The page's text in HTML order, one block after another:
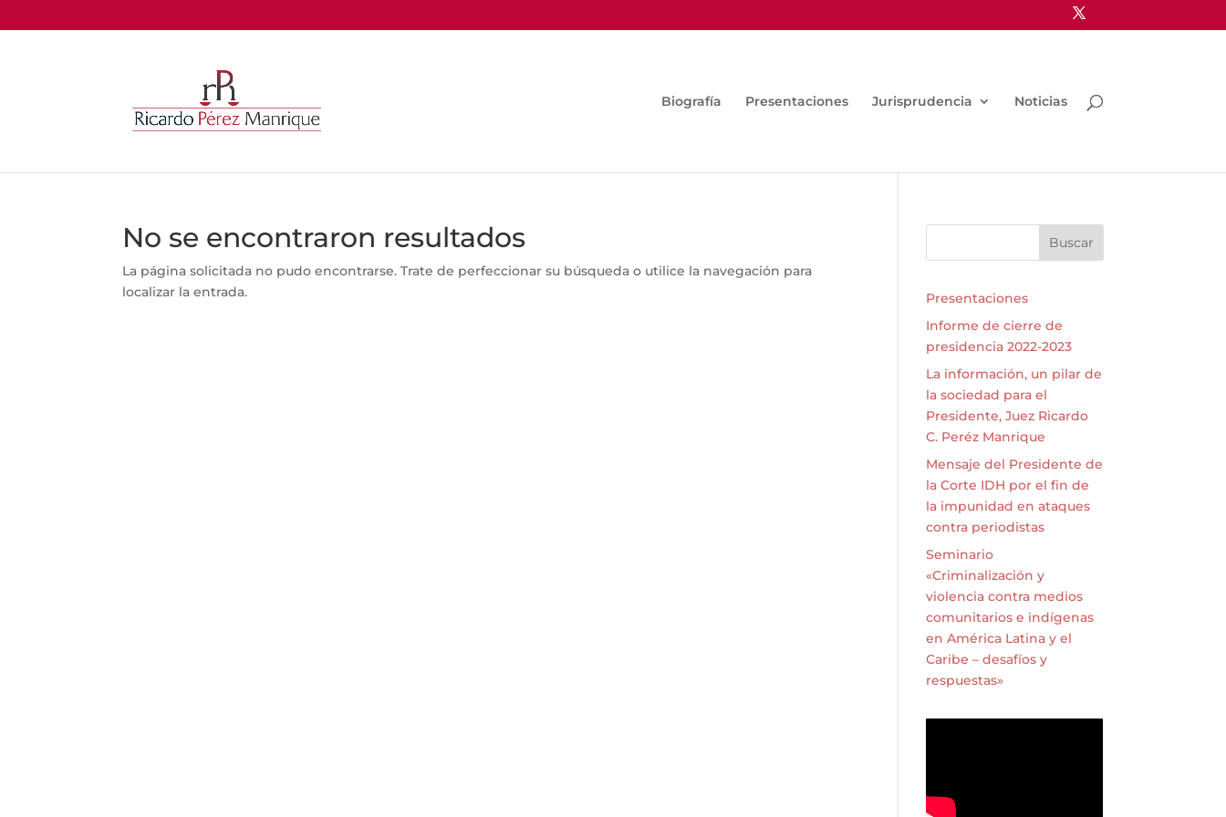
Biografía Presentaciones Jurisprudencia Noticias
No se encontraron resultados
La página solicitada no pudo encontrarse. Trate de perfeccionar su búsqueda o utilice la navegación para
localizar la entrada.
Buscar
Presentaciones
Informe de cierre de
presidencia 2022-2023
La información, un pilar de
la sociedad para el
Presidente, Juez Ricardo
C. Peréz Manrique
Mensaje del Presidente de
la Corte IDH por el fin de
la impunidad en ataques
contra periodistas
Seminario
«Criminalización y
violencia contra medios
comunitarios e indígenas
en América Latina y el
Caribe – desafíos y
respuestas»